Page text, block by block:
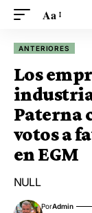
Aa
ANTERIORES
Los
Paterna
votos a
en EGM
NULL
PorAdmin